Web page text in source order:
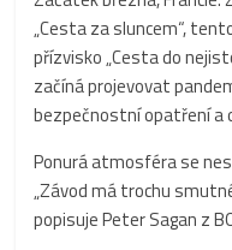
„Cesta za sluncem“,
přízvisko „Cesta do
začíná projevovat
bezpečnostní opatření a
Ponurá atmosféra se
„Závod má trochu
popisuje Peter Sagan z